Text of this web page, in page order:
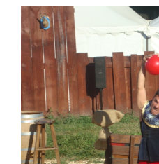
View
Larger
Image